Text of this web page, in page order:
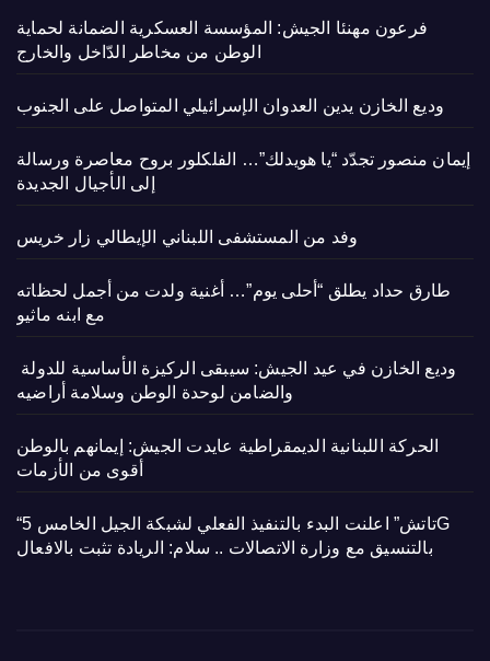
فرعون مهنئا الجيش: المؤسسة العسكرية الضمانة لحماية
الوطن من مخاطر الدّاخل والخارج
وديع الخازن يدين العدوان الإسرائيلي المتواصل على الجنوب
إيمان منصور تجدّد “يا هويدلك”… الفلكلور بروح معاصرة ورسالة
إلى الأجيال الجديدة
وفد من المستشفى اللبناني الإيطالي زار خريس
طارق حداد يطلق “أحلى يوم”… أغنية ولدت من أجمل لحظاته
مع ابنه ماثيو
والضامن لوحدة الوطن وسلامة أراضيه
الحركة اللبنانية الديمقراطية عايدت الجيش: إيمانهم بالوطن
أقوى من الأزمات
“تاتش” اعلنت البدء بالتنفيذ الفعلي لشبكة الجيل الخامس 5G
بالتنسيق مع وزارة الاتصالات .. سلام: الريادة تثبت بالافعال